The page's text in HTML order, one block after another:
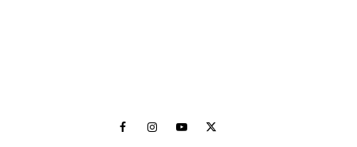
FacebookInstagramYoutubeTwitter